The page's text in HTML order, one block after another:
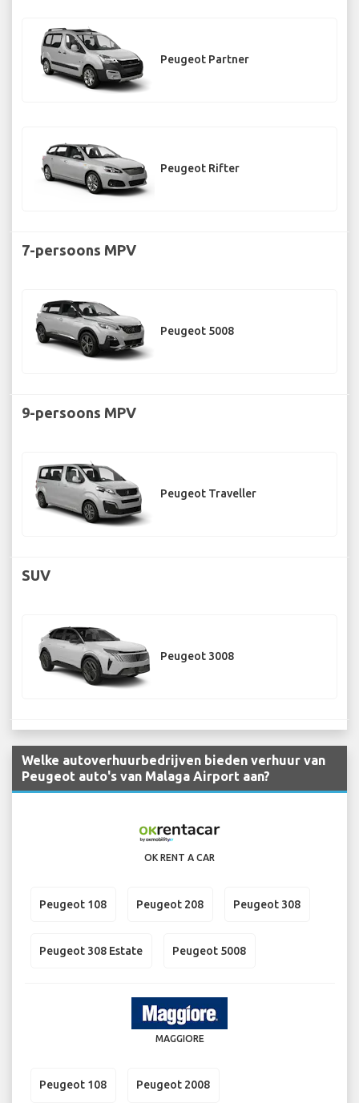
Peugeot Partner
Peugeot Rifter
7-persoons MPV
Peugeot 5008
9-persoons MPV
Peugeot Traveller
SUV
Peugeot 3008
Welke autoverhuurbedrijven bieden verhuur van
Peugeot auto's van Malaga Airport aan?
OK RENT A CAR
Peugeot 108 Peugeot 208 Peugeot 308
Peugeot 308 Estate Peugeot 5008
MAGGIORE
Peugeot 108 Peugeot 2008